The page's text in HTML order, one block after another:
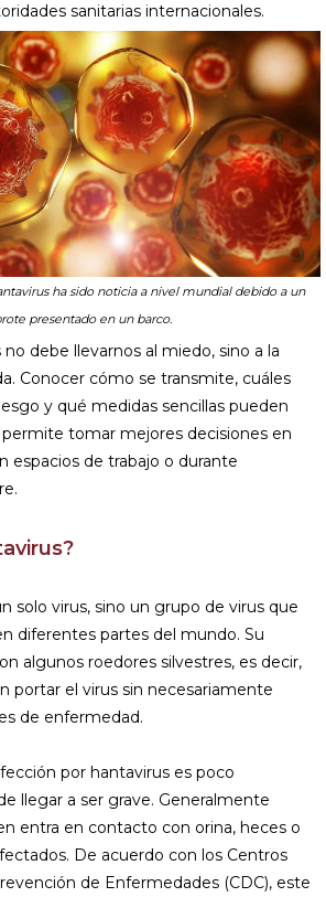
sanitarias internacionales.
ha sido noticia a nivel mundial debido a un
presentado en un barco.
debe llevarnos al miedo, sino a la
Conocer cómo se transmite, cuáles
y qué medidas sencillas pueden
tomar mejores decisiones en
espacios de trabajo o durante
solo virus, sino un grupo de virus que
diferentes partes del mundo. Su
algunos roedores silvestres, es decir,
portar el virus sin necesariamente
de enfermedad.
por hantavirus es poco
llegar a ser grave. Generalmente
entra en contacto con orina, heces o
De acuerdo con los Centros
de Enfermedades (CDC), este